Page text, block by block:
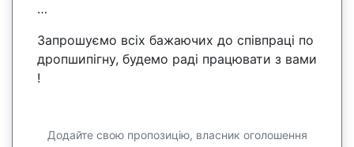
…
Запрошуємо всіх бажаючих до співпраці по
дропшипігну, будемо раді працювати з вами
!
Додайте свою пропозицію, власник оголошення